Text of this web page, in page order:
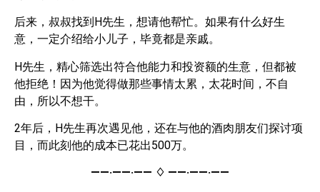
后来，叔叔找到H先生，想请他帮忙。如果有什么好生
意，一定介绍给小儿子，毕竟都是亲戚。
H先生，精心筛选出符合他能力和投资额的生意，但都被
他拒绝！因为他觉得做那些事情太累，太花时间，不自
由，所以不想干。
2年后，H先生再次遇见他，还在与他的酒肉朋友们探讨项
目，而此刻他的成本已花出500万。
——·——·—— ♢ ——·——·——